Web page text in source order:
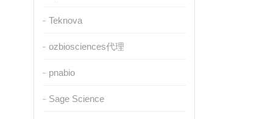
Teknova
ozbiosciences代理
pnabio
Sage Science